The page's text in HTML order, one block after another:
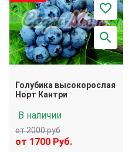
Голубика высокорослая
Норт Кантри
В наличии
от 2000 руб
от 1700 Руб.